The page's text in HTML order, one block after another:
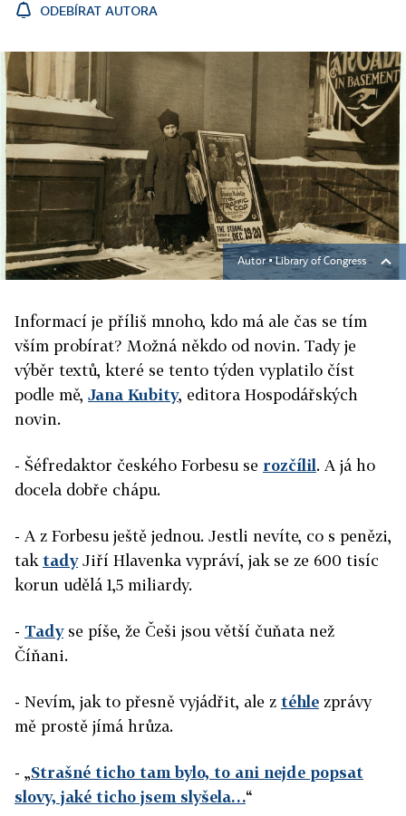
ODEBÍRAT AUTORA
Autor ▪Library of Congress
Informací je příliš mnoho, kdo má ale čas se tím
vším probírat? Možná někdo od novin. Tady je
výběr textů, které se tento týden vyplatilo číst
podle mě, Jana Kubity, editora Hospodářských
novin.
- Šéfredaktor českého Forbesu se rozčílil. A já ho
docela dobře chápu.
- A z Forbesu ještě jednou. Jestli nevíte, co s penězi,
tak tadyJiří Hlavenka vypráví, jak se ze 600 tisíc
korun udělá 1,5 miliardy.
- Tadyse píše, že Češi jsou větší čuňata než
Číňani.
- Nevím, jak to přesně vyjádřit, ale z téhle zprávy
mě prostě jímá hrůza.
- „Strašné ticho tam bylo, to ani nejde popsat
slovy, jaké ticho jsem slyšela…“